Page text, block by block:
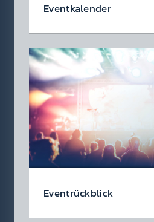
Event­kalen­der
Da soll­test du dabei sein –
so tun als ob. Die wir­klich
du dir heute schon in den
soll­test.
Event­rück­blick